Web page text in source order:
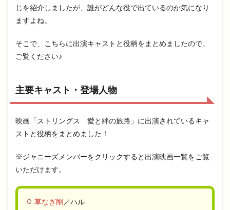
じを紹介しましたが、誰がどんな役で出ているのか気になり
ますよね。
そこで、こちらに出演キャストと役柄をまとめましたので、
ご覧ください♪
主要キャスト・登場人物
映画「ストリングス 愛と絆の旅路」に出演されているキャ
ストと役柄をまとめました！
※ジャニーズメンバーをクリックすると出演映画一覧をご覧
いただけます。
草なぎ剛／ハル